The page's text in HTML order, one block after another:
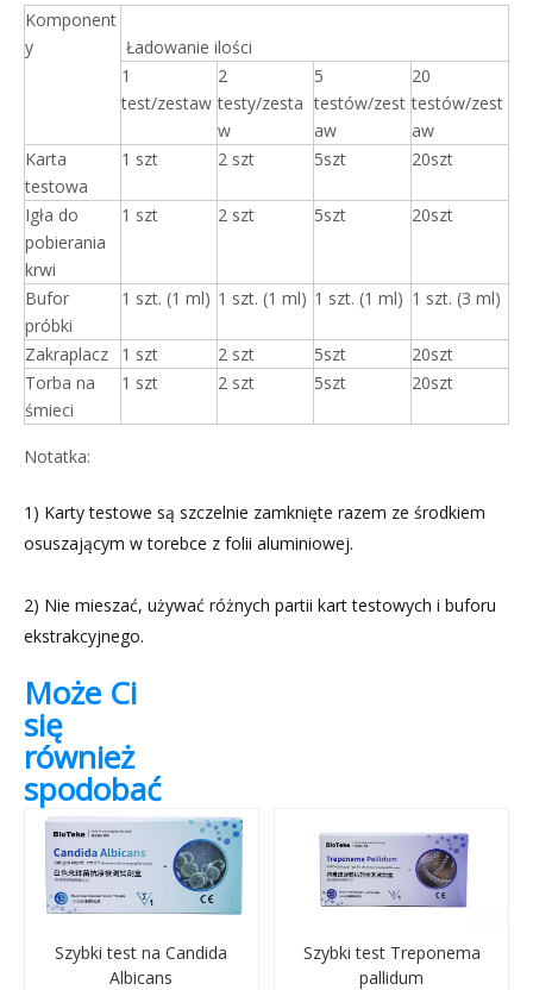
Komponent
y
Ładowanie ilości
1
test/zestaw
2
testy/zesta
w
5
testów/zest
aw
20
testów/zest
aw
Karta
testowa
1 szt 2 szt 5szt 20szt
Igła do
pobierania
krwi
1 szt 2 szt 5szt 20szt
Bufor
próbki
1 szt. (1 ml) 1 szt. (1 ml) 1 szt. (1 ml) 1 szt. (3 ml)
Zakraplacz 1 szt 2 szt 5szt
20szt
Torba na
śmieci
1 szt 2 szt 5szt 20szt
Notatka:
1) Karty testowe są szczelnie zamknięte razem ze środkiem
osuszającym w torebce z folii aluminiowej.
2) Nie mieszać, używać różnych partii kart testowych i buforu
ekstrakcyjnego.
Może Ci
się
również
spodobać
Szybki test na Candida
Albicans
Szybki test Treponema
pallidum